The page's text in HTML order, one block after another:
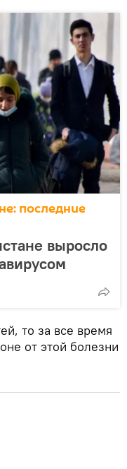
последние
выросло
то за все время
от этой болезни